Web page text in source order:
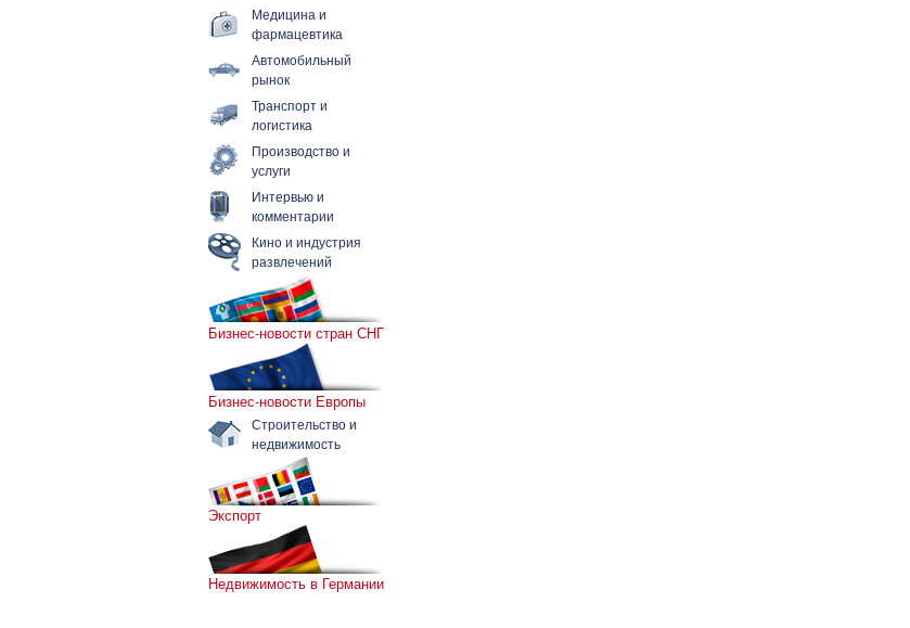
Медицина и
фармацевтика
Автомобильный
рынок
Транспорт и
логистика
Производство и
услуги
Интервью и
комментарии
Кино и индустрия
развлечений
Бизнес-новости стран СНГ
Бизнес-новости Европы
Строительство и
недвижимость
Экспорт
Недвижимость в Германии